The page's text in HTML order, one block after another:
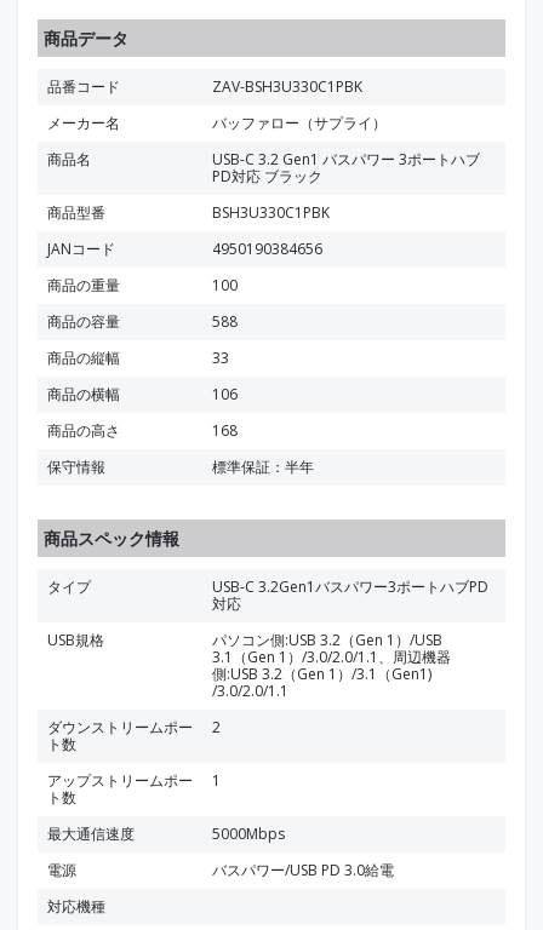
商品データ
品番コード
ZAV-BSH3U330C1PBK
メーカー名
バッファロー（サプライ）
商品名
USB-C 3.2 Gen1 バスパワー 3ポートハブ
PD対応 ブラック
商品型番
BSH3U330C1PBK
JANコード
4950190384656
商品の重量
100
商品の容量
588
商品の縦幅
33
商品の横幅
106
商品の高さ
168
保守情報
標準保証：半年
商品スペック情報
タイプ
USB-C 3.2Gen1バスパワー3ポートハブPD
対応
USB規格
パソコン側:USB 3.2（Gen 1）/USB
3.1（Gen 1）/3.0/2.0/1.1、周辺機器
側:USB 3.2（Gen 1）/3.1（Gen1)
/3.0/2.0/1.1
ダウンストリームポー
ト数
2
アップストリームポー
ト数
1
最大通信速度
5000Mbps
電源
バスパワー/USB PD 3.0給電
対応機種